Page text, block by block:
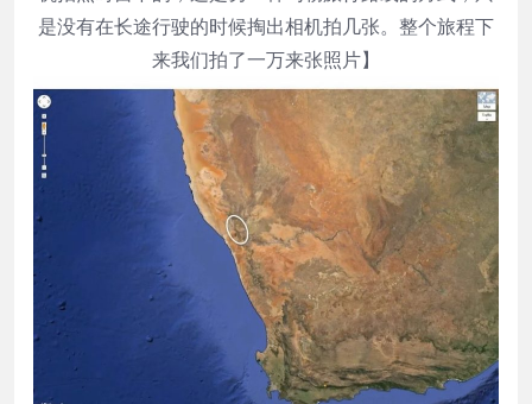
是没有在长途行驶的时候掏出相机拍几张。整个旅程下
来我们拍了一万来张照片】